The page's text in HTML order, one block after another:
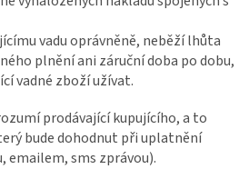
vadu oprávněně, neběží lhůta
plnění ani záruční doba po dobu,
vadné zboží užívat.
prodávající kupujícího, a to
bude dohodnut při uplatnění
emailem, sms zprávou).